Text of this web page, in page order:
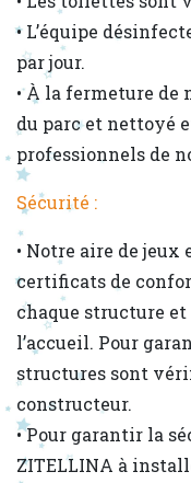
• L’équipe
par jour.
• À la fermeture de
du parc et nettoyé
professionnels de
Sécurité :
• Notre aire de jeux
certificats de
chaque structure
l’accueil. Pour
structures sont
constructeur.
• Pour garantir la
ZITELLINA à